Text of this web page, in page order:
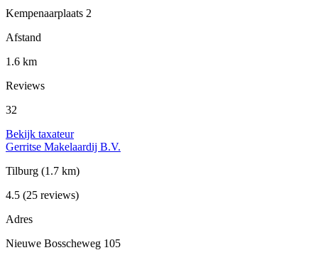
Kempenaarplaats 2
Afstand
1.6 km
Reviews
32
Bekijk taxateur
Gerritse Makelaardij B.V.
Tilburg (1.7 km)
4.5 (25 reviews)
Adres
Nieuwe Bosscheweg 105